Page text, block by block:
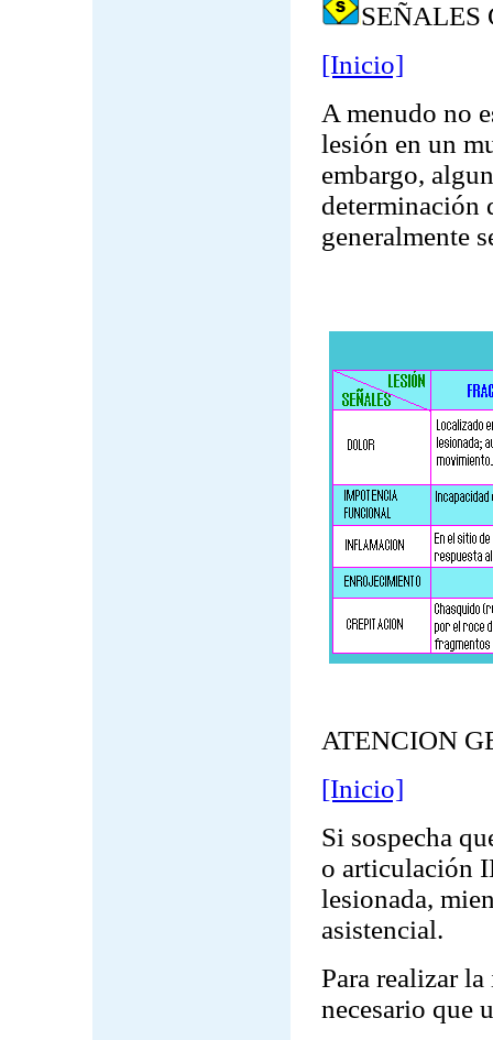
SEÑALES
[Inicio]
A menudo no
lesión en un
embargo,
determinación
generalmente
ATENCION
[Inicio]
Si sospecha
o articulación
lesionada,
asistencial.
Para realizar
necesario que